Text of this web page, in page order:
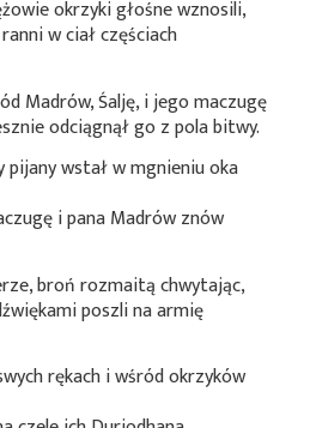
okrzyki głośne wznosili,
w ciał częściach
Madrów, Śalję, i jego maczugę
odciągnął go z pola bitwy.
pijany wstał w mgnieniu oka
i pana Madrów znów
broń rozmaitą chwytając,
poszli na armię
rękach i wśród okrzyków